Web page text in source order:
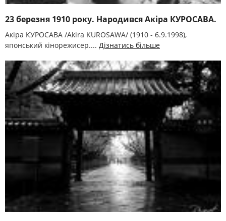
23 березня 1910 року. Народився Акіра КУРОСАВА.
Акіра КУРОСАВА /Akira KUROSAWA/ (1910 - 6.9.1998),
японський кінорежисер.... Дізнатись більше